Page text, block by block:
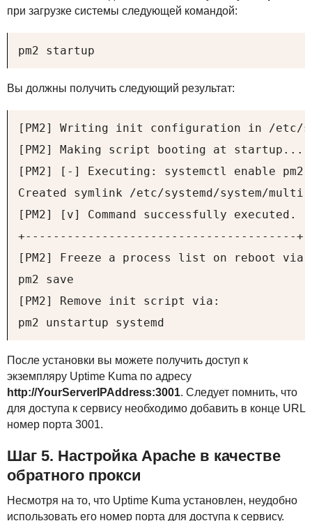
при загрузке системы следующей командой:
pm2 startup
Вы должны получить следующий результат:
[PM2] Writing init configuration in /etc/
[PM2] Making script booting at startup...
[PM2] [-] Executing: systemctl enable
Created symlink /etc/systemd/system/
[PM2] [v] Command successfully executed.
+---------------------------------------+
[PM2] Freeze a process list on reboot via:
pm2 save
[PM2] Remove init script via:
pm2 unstartup systemd
После установки вы можете получить доступ к
экземпляру Uptime Kuma по адресу
http://YourServerIPAddress:3001. Следует помнить, что
для доступа к сервису необходимо добавить в конце URL
номер порта 3001.
Шаг 5. Настройка Apache в качестве
обратного прокси
Несмотря на то, что Uptime Kuma установлен, неудобно
использовать его номер порта для доступа к сервису.